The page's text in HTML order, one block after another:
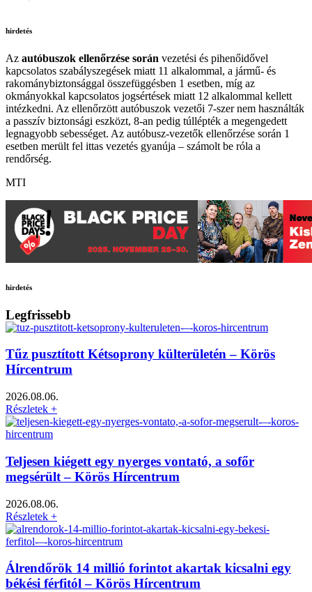
hirdetés
Az autóbuszok ellenőrzése során vezetési és pihenőidővel
kapcsolatos szabályszegések miatt 11 alkalommal, a jármű- és
rakománybiztonsággal összefüggésben 1 esetben, míg az
okmányokkal kapcsolatos jogsértések miatt 12 alkalommal kellett
intézkedni. Az ellenőrzött autóbuszok vezetői 7-szer nem használták
a passzív biztonsági eszközt, 8-an pedig túllépték a megengedett
legnagyobb sebességet. Az autóbusz-vezetők ellenőrzése során 1
esetben merült fel ittas vezetés gyanúja – számolt be róla a
rendőrség.
MTI
hirdetés
Legfrissebb
Tűz pusztított Kétsoprony külterületén – Körös
Hírcentrum
2026.08.06.
Részletek +
Teljesen kiégett egy nyerges vontató, a sofőr
megsérült – Körös Hírcentrum
2026.08.06.
Részletek +
Álrendőrök 14 millió forintot akartak kicsalni egy
békési férfitól – Körös Hírcentrum